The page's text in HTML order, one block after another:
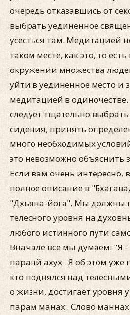
очередь отказавшись от
выбрать уединенное
усесться там. Медитацией
таком месте, как это, то
окружении множества
уйти в уединенное место и
медитацией в одиночестве.
следует тщательно
сидения, принять
много необходимых
это невозможно объяснить
Если вам очень интересно,
полное описание в
"Дхьяна-йога". Мы должны
телесного уровня на
любого истинного пути
Вначале все мы думаем: "Я
паранй ахух . Я об этом уже
кто поднялся над
о жизни, достигает уровня
парам манах . Слово